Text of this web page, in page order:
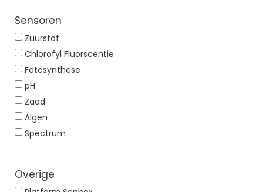
Sensoren
Zuurstof
Chlorofyl Fluorscentie
Fotosynthese
pH
Zaad
Algen
Spectrum
Overige